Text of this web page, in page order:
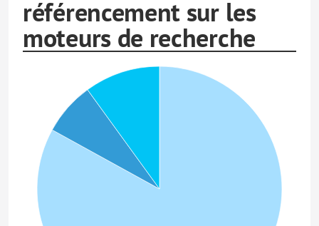
référencement sur les
moteurs de recherche